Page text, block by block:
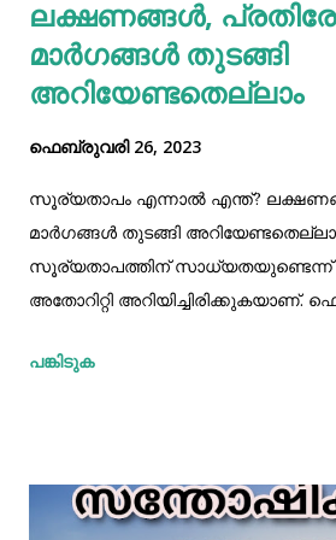
കാണാൻ
പ്രയാസങ്ങൾ
കുറഞ...
ലക്ഷണങ്ങൾ,
മാർഗങ്ങൾ തുടങ്ങി
അറിയേണ്ടതെല്ലാം
ഫെബ്രുവരി 26, 2023
സൂര്യതാപം എന്നാൽ എന്ത്?
മാർഗങ്ങൾ തുടങ്ങി
സൂര്യതാപത്തിന് സാധ്യതയുണ്ടെന്ന്
അതോറിറ്റി അറിയിച്ചിരിക്കുകയാണ്.
സാധ്യതയുണ്ടെന്നാണ് മുന്നറിയിപ്പ്
പ്രതിരോധ മാർഗ്ഗങ്ങൾ
പങ്കിടുക